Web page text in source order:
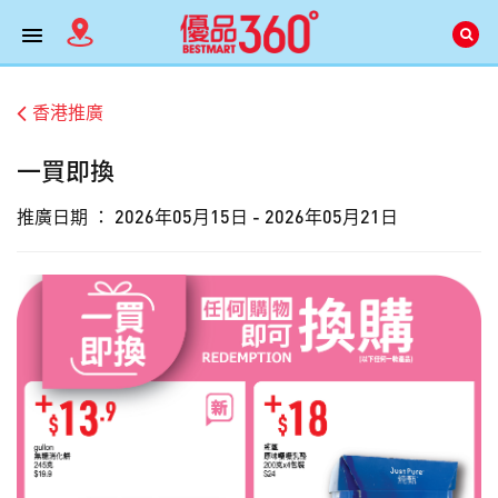
香港推廣
一買即換
推廣日期 ： 2026年05月15日 - 2026年05月21日